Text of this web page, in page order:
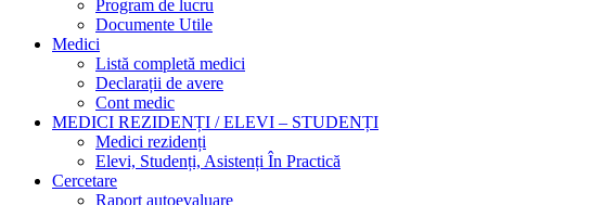
Program de lucru
Documente Utile
Medici
Listă completă medici
Declarații de avere
Cont medic
MEDICI REZIDENȚI / ELEVI – STUDENȚI
Medici rezidenți
Elevi, Studenți, Asistenți În Practică
Cercetare
Raport autoevaluare